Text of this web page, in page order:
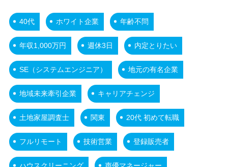
40代 ホワイト企業 年齢不問
年収1,000万円 週休3日 内定とりたい
SE（システムエンジニア） 地元の有名企業
地域未来牽引企業 キャリアチェンジ
土地家屋調査士 関東 20代 初めて転職
フルリモート 技術営業 登録販売者
ハウスクリーニング 声優マネージャー